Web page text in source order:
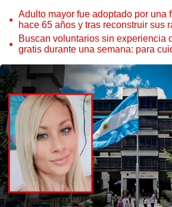
Adulto mayor fue adoptado por una
hace 65 años y tras reconstruir sus
ADN ocurre lo inesperado: “Fue
aguja en un pajar”
Buscan voluntarios sin experiencia
gratis durante una semana: para